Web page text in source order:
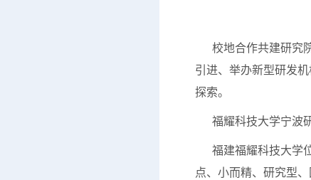
今年3月，
校地合作共建研究院
引进、举办新型研发
探索。
福耀科技大学宁波研
福建福耀科技大学位
点、小而精、研究型、